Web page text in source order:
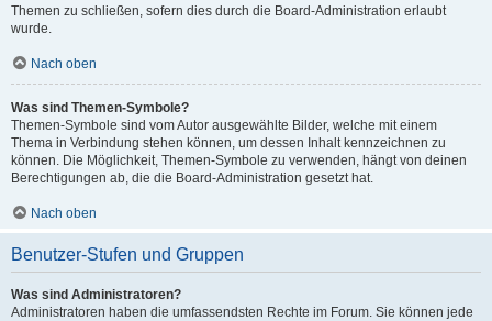
Themen zu schließen, sofern dies durch die Board-Administration erlaubt
wurde.
Nach oben
Was sind Themen-Symbole?
Themen-Symbole sind vom Autor ausgewählte Bilder, welche mit einem
Thema in Verbindung stehen können, um dessen Inhalt kennzeichnen zu
können. Die Möglichkeit, Themen-Symbole zu verwenden, hängt von deinen
Berechtigungen ab, die die Board-Administration gesetzt hat.
Nach oben
Benutzer-Stufen und Gruppen
Was sind Administratoren?
Administratoren haben die umfassendsten Rechte im Forum. Sie können jede